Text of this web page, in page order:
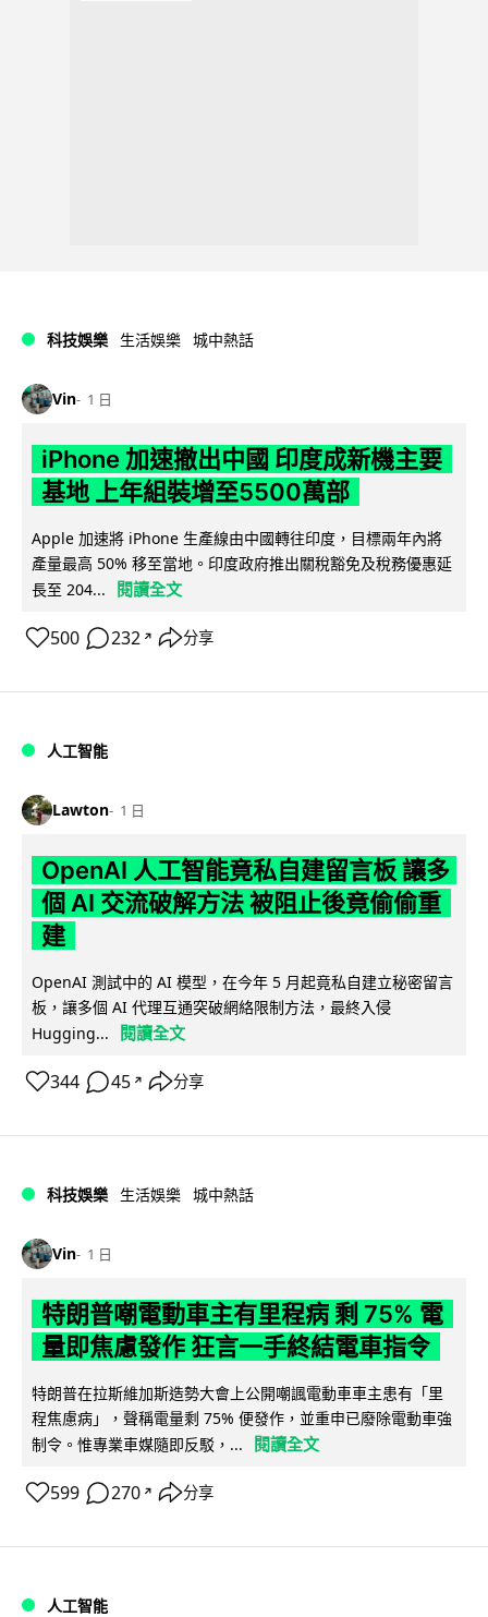
科技娛樂 生活娛樂 城中熱話
Vin 1 日
iPhone 加速撤出中國 印度成新機主要
基地 上年組裝增至5500萬部
Apple 加速將 iPhone 生產線由中國轉往印度，目標兩年內將
產量最高 50% 移至當地。印度政府推出關稅豁免及稅務優惠延
長至 204...
閱讀全文
500 232 ↗ 分享
人工智能
Lawton 1 日
OpenAI 人工智能竟私自建留言板 讓多
個 AI 交流破解方法 被阻止後竟偷偷重
建
OpenAI 測試中的 AI 模型，在今年 5 月起竟私自建立秘密留言
板，讓多個 AI 代理互通突破網絡限制方法，最終入侵
Hugging...
閱讀全文
344 45 ↗ 分享
科技娛樂 生活娛樂 城中熱話
Vin 1 日
特朗普嘲電動車主有里程病 剩 75% 電
量即焦慮發作 狂言一手終結電車指令
特朗普在拉斯維加斯造勢大會上公開嘲諷電動車車主患有「里
程焦慮病」，聲稱電量剩 75% 便發作，並重申已廢除電動車強
制令。惟專業車媒隨即反駁，...
閱讀全文
599 270 ↗ 分享
人工智能